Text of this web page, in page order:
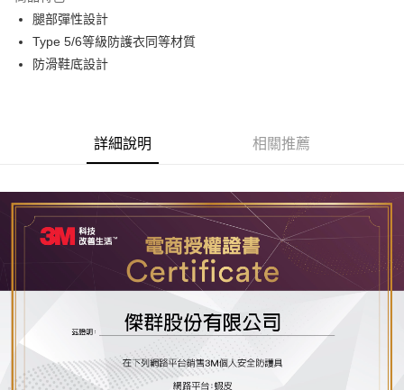
Apple Pay
街口支付
每筆NT$60
7-11取貨付款
付款後7-11取貨
新竹物流(大件商品、貨量較大)
每筆NT$200，滿NT$5,000(含以上)免運費
腿部彈性設計
Type 5/6等級防護衣同等材質
防滑鞋底設計
詳細說明 相關推薦